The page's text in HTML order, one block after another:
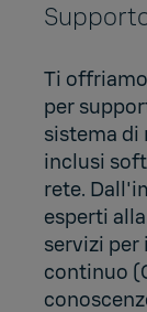
Ti
per
sistema
inclusi
rete.
esperti
servizi
continuo